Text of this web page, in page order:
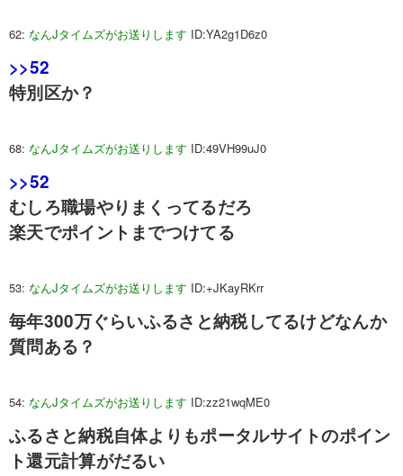
62: なんJタイムズがお送りします ID:YA2g1D6z0
>>52
特別区か？
68: なんJタイムズがお送りします ID:49VH99uJ0
>>52
むしろ職場やりまくってるだろ
楽天でポイントまでつけてる
53: なんJタイムズがお送りします ID:+JKayRKrr
毎年300万ぐらいふるさと納税してるけどなんか
質問ある？
54: なんJタイムズがお送りします ID:zz21wqME0
ふるさと納税自体よりもポータルサイトのポイン
ト還元計算がだるい